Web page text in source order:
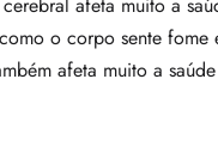
o corpo sente fome
afeta muito a